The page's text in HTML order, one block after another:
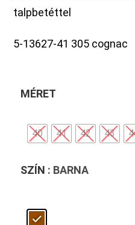
talpbetéttel
5-13627-41 305 cognac
MÉRET
40 41 42 43
SZÍN : BARNA